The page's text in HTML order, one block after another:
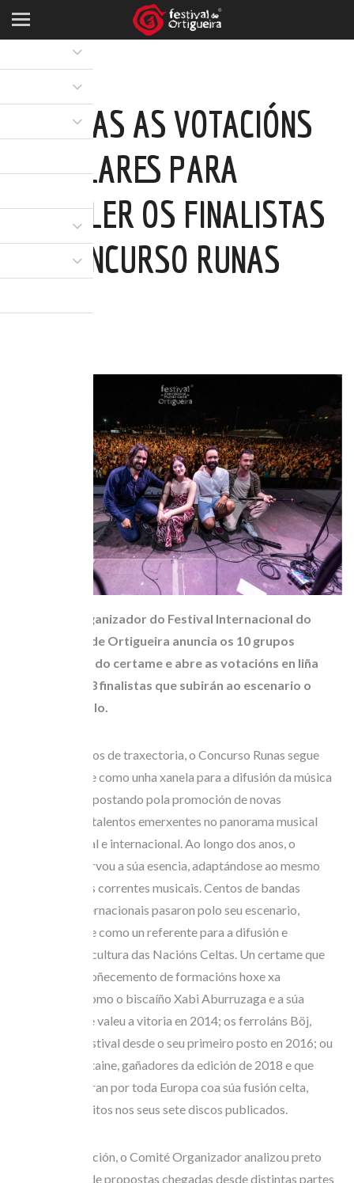
ABERTAS AS VOTACIÓNS
POPULARES PARA
ESCOLLER OS FINALISTAS
DO CONCURSO RUNAS
2026
O Comité Organizador do Festival Internacional do
Mundo Celta de Ortigueira anuncia os 10 grupos
semifinalistas do certame e abre as votacións en liña
para elixir os 3 finalistas que subirán ao escenario o
xoves 9 de xullo.
Con case 30 anos de traxectoria, o Concurso Runas segue
consolidándose como unha xanela para a difusión da música
folk e de raíz, apostando pola promoción de novas
formacións ou talentos emerxentes no panorama musical
galego, nacional e internacional. Ao longo dos anos, o
certame conservou a súa esencia, adaptándose ao mesmo
tempo ás novas correntes musicais. Centos de bandas
nacionais e internacionais pasaron polo seu escenario,
consolidándose como un referente para a difusión e
proxección da cultura das Nacións Celtas. Un certame que
impulsou o recoñecemento de formacións hoxe xa
consagradas como o biscaíño Xabi Aburruzaga e a súa
trikitixa, que lle valeu a vitoria en 2014; os ferroláns Böj,
habituais no festival desde o seu primeiro posto en 2016; ou
os polacos Beltaine, gañadores da edición de 2018 e que
actualmente xiran por toda Europa coa súa fusión celta,
acumulando éxitos nos seus sete discos publicados.
Nesta nova edición, o Comité Organizador analizou preto
dunha vintena de propostas chegadas desde distintas partes